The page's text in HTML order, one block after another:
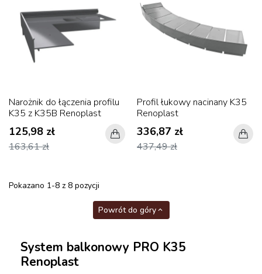
Narożnik do łączenia profilu
K35 z K35B Renoplast
125,98 zł
163,61 zł
Profil łukowy nacinany K35
Renoplast
336,87 zł
437,49 zł
Pokazano 1-8 z 8 pozycji
Powrót do góry
System balkonowy PRO K35
Renoplast